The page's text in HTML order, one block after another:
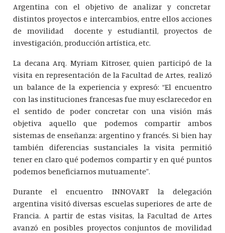
Argentina con el objetivo de analizar y concretar
distintos proyectos e intercambios, entre ellos acciones
de movilidad docente y estudiantil, proyectos de
investigación, producción artística, etc.
La decana Arq. Myriam Kitroser, quien participó de la
visita en representación de la Facultad de Artes, realizó
un balance de la experiencia y expresó: “El encuentro
con las instituciones francesas fue muy esclarecedor en
el sentido de poder concretar con una visión más
objetiva aquello que podemos compartir ambos
sistemas de enseñanza: argentino y francés. Si bien hay
también diferencias sustanciales la visita permitió
tener en claro qué podemos compartir y en qué puntos
podemos beneficiarnos mutuamente”.
Durante el encuentro INNOVART la delegación
argentina visitó diversas escuelas superiores de arte de
Francia. A partir de estas visitas, la Facultad de Artes
avanzó en posibles proyectos conjuntos de movilidad